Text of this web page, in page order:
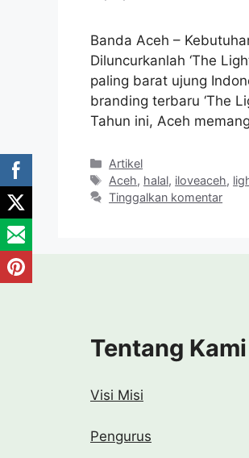
Banda Aceh –
Diluncurkanlah ‘The
paling barat ujung
branding terbaru ‘The
Tahun ini, Aceh
Kategori
Artikel
Tag
Aceh, halal, iloveaceh,
Tinggalkan komentar
Tentang Kami
Visi Misi
Pengurus